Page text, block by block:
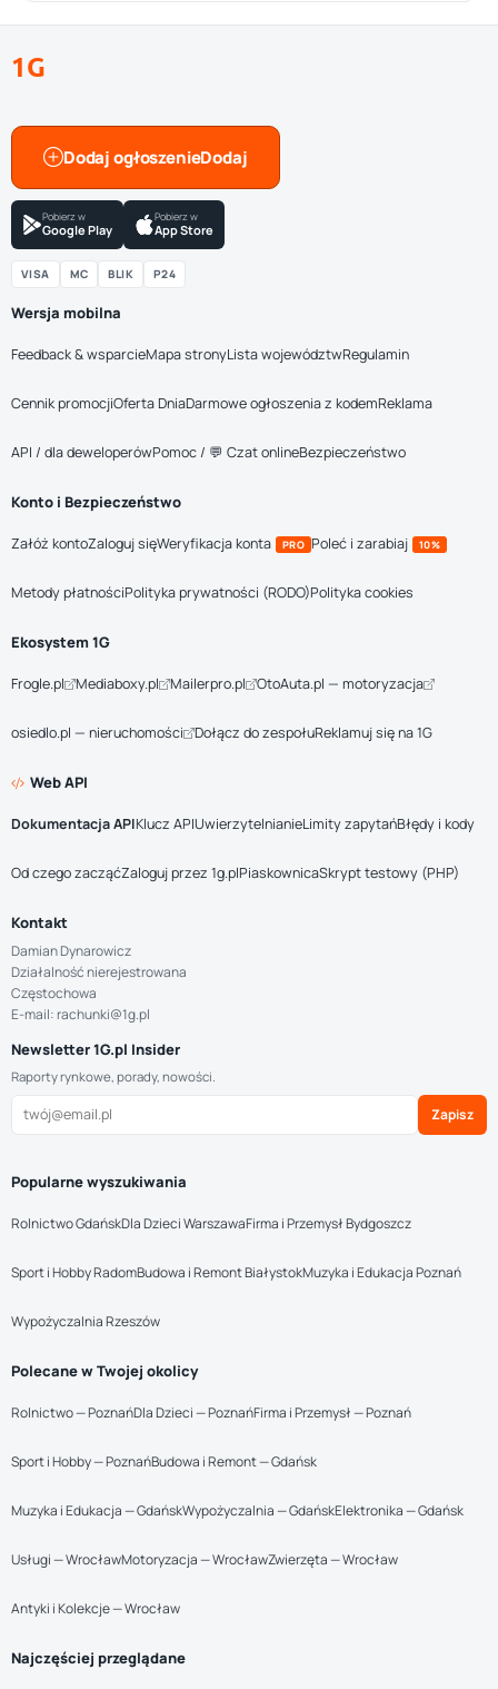
1G
Dodaj ogłoszenie
Pobierz w
Google Play
Pobierz w
App Store
VISA MC BLIK P24
Wersja mobilna
Feedback & wsparcieMapa stronyLista województwRegulamin
Cennik promocjiOferta DniaDarmowe ogłoszenia z kodemReklama
API / dla deweloperówPomoc / 💬 Czat onlineBezpieczeństwo
Konto i Bezpieczeństwo
Załóż kontoZaloguj sięWeryfikacja konta PRO Poleć i zarabiaj 10%
Metody płatnościPolityka prywatności (RODO)Polityka cookies
Ekosystem 1G
Frogle.pl Mediaboxy.pl Mailerpro.pl OtoAuta.pl — motoryzacja
osiedlo.pl — nieruchomości Dołącz do zespołuReklamuj się na 1G
Web API
Dokumentacja APIKlucz APIUwierzytelnianieLimity zapytańBłędy i kody
Od czego zacząćZaloguj przez 1g.plPiaskownicaSkrypt testowy (PHP)
Kontakt
Damian Dynarowicz
Działalność nierejestrowana
Częstochowa
E-mail: rachunki@1g.pl
Newsletter 1G.pl Insider
Raporty rynkowe, porady, nowości.
Zapisz
Popularne wyszukiwania
Rolnictwo GdańskDla Dzieci WarszawaFirma i Przemysł Bydgoszcz
Sport i Hobby RadomBudowa i Remont BiałystokMuzyka i Edukacja Poznań
Wypożyczalnia Rzeszów
Polecane w Twojej okolicy
Rolnictwo — PoznańDla Dzieci — PoznańFirma i Przemysł — Poznań
Sport i Hobby — PoznańBudowa i Remont — Gdańsk
Muzyka i Edukacja — GdańskWypożyczalnia — GdańskElektronika — Gdańsk
Usługi — WrocławMotoryzacja — WrocławZwierzęta — Wrocław
Antyki i Kolekcje — Wrocław
Najczęściej przeglądane